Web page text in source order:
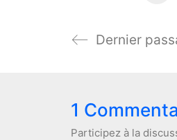
Dernier
1
Participez à la